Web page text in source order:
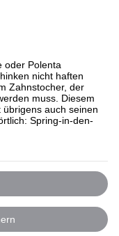
oder Polenta
nicht haften
Zahnstocher, der
muss. Diesem
auch seinen
Spring-in-den-